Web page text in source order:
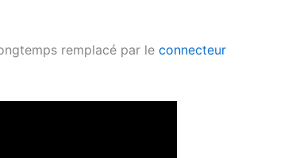
remplacé par le connecteur